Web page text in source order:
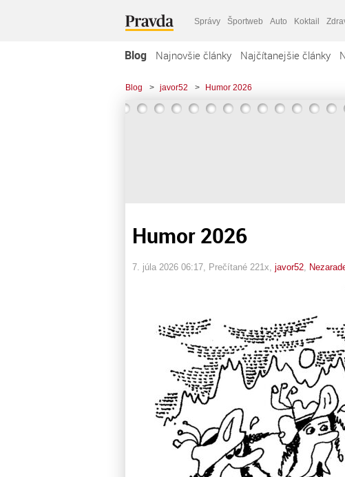
Správy Športweb Auto Koktail
Blog Najnovšie články Najčítanejšie články
Blog > javor52 > Humor 2026
Humor 2026
7. júla 2026 06:17 , Prečítané 221x, javor52